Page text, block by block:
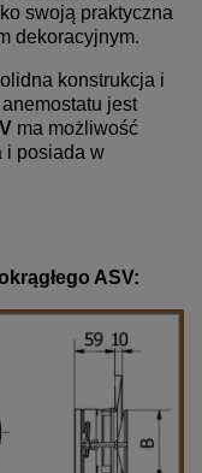
swoją praktyczna
dekoracyjnym.
konstrukcja i
jest
ma możliwość
i posiada w
ASV: